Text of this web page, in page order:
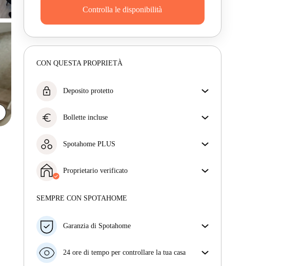
Controlla le disponibilità
CON QUESTA PROPRIETÀ
lock Deposito protetto
restituisce il deposito, lo faremo noi.
euro Bollette incluse
incluse, che coprono l'affitto e le utenze per
Spotahome PLUS
fornendo accesso agli standard di sicurezza più
elevati e un supporto aggiuntivo durante la
Proprietario verificato
Maggiori informazioni su questo locatore
SEMPRE CON SPOTAHOME
Garanzia di Spotahome
con breve preavviso, noi A) ti pagheremo un hotel e
24 ore di tempo per controllare la tua casa